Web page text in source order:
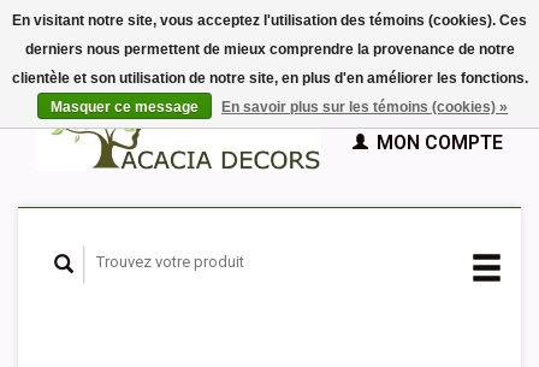
EUR
GBPFrançais
Nederlands
Español
PANIER (€0,00)
MON COMPTE
En visitant notre site, vous acceptez l'utilisation des témoins (cookies). Ces
derniers nous permettent de mieux comprendre la provenance de notre
clientèle et son utilisation de notre site, en plus d'en améliorer les fonctions.
Masquer ce message
En savoir plus sur les témoins (cookies) »